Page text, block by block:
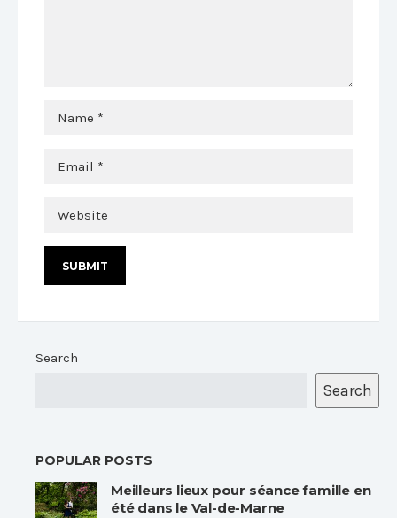
Search
Search
POPULAR POSTS
Meilleurs lieux pour séance famille en
été dans le Val-de-Marne